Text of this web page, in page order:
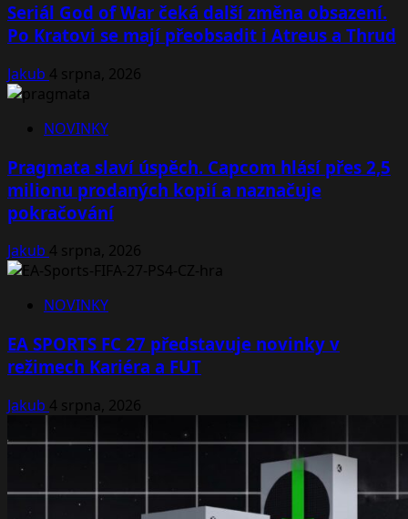
Seriál God of War čeká další změna obsazení.
Po Kratovi se mají přeobsadit i Atreus a Thrud
Jakub 4 srpna, 2026
NOVINKY
Pragmata slaví úspěch. Capcom hlásí přes 2,5
milionu prodaných kopií a naznačuje
pokračování
Jakub 4 srpna, 2026
NOVINKY
EA SPORTS FC 27 představuje novinky v
režimech Kariéra a FUT
Jakub 4 srpna, 2026